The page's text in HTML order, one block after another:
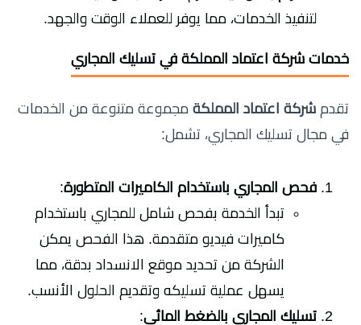
لتنفيذ الخدمات، مما يوفر للعملاء الوقت والجهد.
خدمات شركة اعتماد المملكة في تسليك المجاري
تقدم شركة اعتماد المملكة مجموعة متنوعة من الخدمات
في مجال تسليك المجاري، تشمل:
فحص المجاري باستخدام الكاميرات المتطورة:
تبدأ الخدمة بفحص شامل للمجاري باستخدام
كاميرات فيديو متقدمة. هذا الفحص يمكن
الشركة من تحديد موقع الانسداد بدقة، مما
يسهل عملية تسليكه وتقديم الحلول الأنسب.
تسليك المجاري بالضغط المائي: